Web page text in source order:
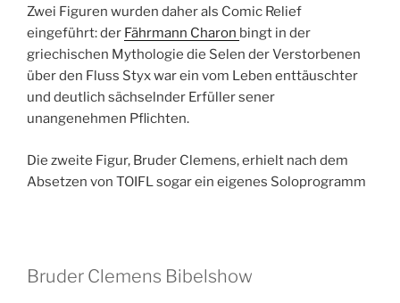
Zwei Figuren wurden daher als Comic Relief
eingeführt: der Fährmann Charon bingt in der
griechischen Mythologie die Selen der Verstorbenen
über den Fluss Styx war ein vom Leben enttäuschter
und deutlich sächselnder Erfüller sener
unangenehmen Pflichten.
Die zweite Figur, Bruder Clemens, erhielt nach dem
Absetzen von TOIFL sogar ein eigenes Soloprogramm
Bruder Clemens Bibelshow